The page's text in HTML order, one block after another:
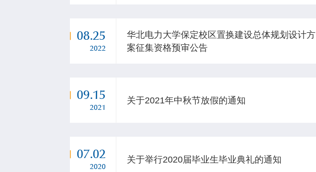
08.25
2022
华北电力大学保定校区置换建设总体规划设计方
案征集资格预审公告
09.15
2021
关于2021年中秋节放假的通知
07.02
2020
关于举行2020届毕业生毕业典礼的通知